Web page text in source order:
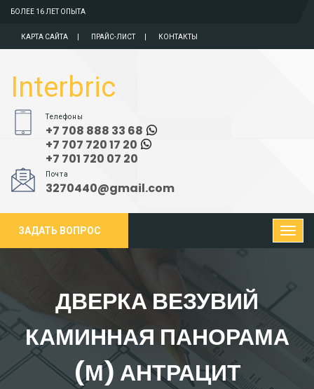
БОЛЕЕ 16 ЛЕТ ОПЫТА
КАРТА САЙТА ПРАЙС-ЛИСТ КОНТАКТЫ
Interbric
Телефоны
+7 708 888 33 68
+7 707 720 17 20
+7 701 720 07 20
Почта
3270440@gmail.com
ЗАДАТЬ ВОПРОС
ДВЕРКА ВЕЗУВИЙ
КАМИННАЯ ПАНОРАМА
(М) АНТРАЦИТ